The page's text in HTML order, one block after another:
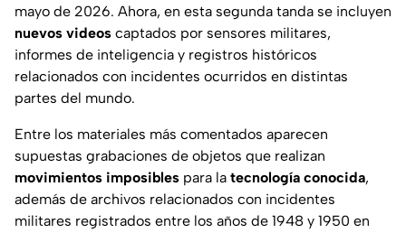
mayo de 2026. Ahora, en esta segunda tanda se incluyen
nuevos videos captados por sensores militares,
informes de inteligencia y registros históricos
relacionados con incidentes ocurridos en distintas
partes del mundo.
Entre los materiales más comentados aparecen
supuestas grabaciones de objetos que realizan
movimientos imposibles para la tecnología conocida,
además de archivos relacionados con incidentes
militares registrados entre los años de 1948 y 1950 en